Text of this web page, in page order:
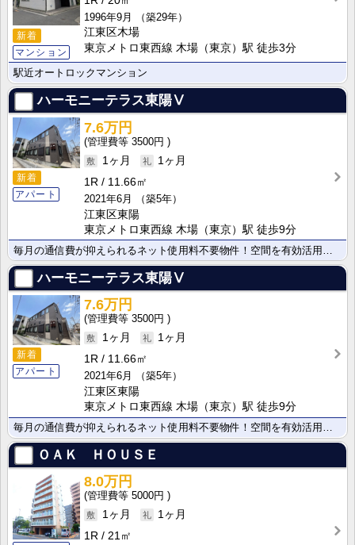
新着
マンション
1996年9月
（築29年）
江東区木場
東京メトロ東西線 木場（東京）駅 徒歩3分
駅近オートロックマンション
ハーモニーテラス東陽Ⅴ
新着
アパート
7.6万円
3500円
1ヶ月
1ヶ月
1R
11.66㎡
2021年6月
（築5年）
江東区東陽
東京メトロ東西線 木場（東京）駅 徒歩9分
ハーモニーテラス東陽Ⅴ
新着
アパート
7.6万円
3500円
1ヶ月
1ヶ月
1R
11.66㎡
2021年6月
（築5年）
江東区東陽
東京メトロ東西線 木場（東京）駅 徒歩9分
ＯＡＫ ＨＯＵＳＥ
8.0万円
5000円
1ヶ月
1ヶ月
1R
21㎡